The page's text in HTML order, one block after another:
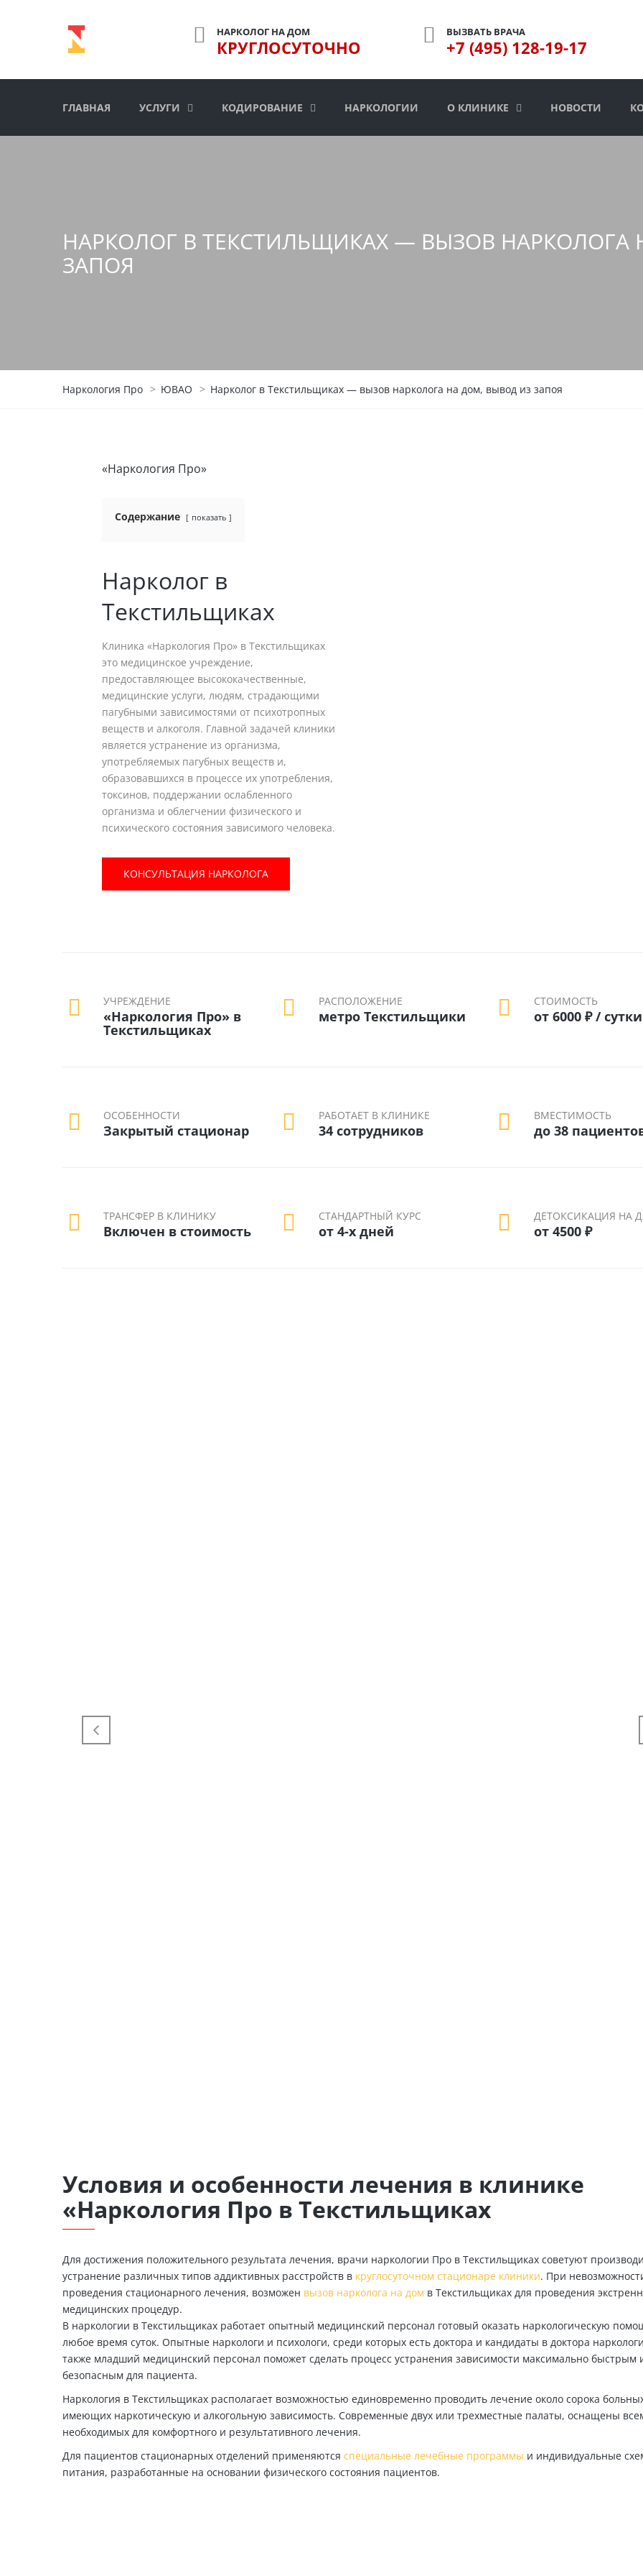
НАРКОЛОГ НА ДОМ
КРУГЛОСУТОЧНО
ВЫЗВАТЬ ВРАЧА
+7 (495) 128-19-17
ГЛАВНАЯ УСЛУГИ КОДИРОВАНИЕ НАРКОЛОГИИ О КЛИНИКЕ НОВОСТИ
НАРКОЛОГ В ТЕКСТИЛЬЩИКАХ — ВЫЗОВ
ЗАПОЯ
Наркология Про > ЮВАО > Нарколог в Текстильщиках — вызов нарколога на дом, вывод из запоя
«Наркология Про»
Содержание показать
Нарколог в
Текстильщиках
Клиника «Наркология Про» в Текстильщиках
это медицинское учреждение,
предоставляющее высококачественные,
медицинские услуги, людям, страдающими
пагубными зависимостями от психотропных
веществ и алкоголя. Главной задачей клиники
является устранение из организма,
употребляемых пагубных веществ и,
образовавшихся в процессе их употребления,
токсинов, поддержании ослабленного
организма и облегчении физического и
психического состояния зависимого человека.
КОНСУЛЬТАЦИЯ НАРКОЛОГА
УЧРЕЖДЕНИЕ
«Наркология Про» в
Текстильщиках
РАСПОЛОЖЕНИЕ
метро Текстильщики
СТОИМОСТЬ
от 6000 ₽ / сутки
ОСОБЕННОСТИ
Закрытый стационар
РАБОТАЕТ В КЛИНИКЕ
34 сотрудников
ВМЕСТИМОСТЬ
до 38
ТРАНСФЕР В КЛИНИКУ
Включен в стоимость
СТАНДАРТНЫЙ КУРС
от 4-х дней
ДЕТОКСИКАЦИЯ НА
от 4500 ₽
Условия и особенности лечения в клинике
«Наркология Про в Текстильщиках
Для достижения положительного результата лечения, врачи наркологии Про в Текстильщиках советуют
устранение различных типов аддиктивных расстройств в круглосуточном стационаре клиники. При
проведения стационарного лечения, возможен вызов нарколога на дом в Текстильщиках для проведения
медицинских процедур.
В наркологии в Текстильщиках работает опытный медицинский персонал готовый оказать наркологическую
любое время суток. Опытные наркологи и психологи, среди которых есть доктора и кандидаты в доктора
также младший медицинский персонал поможет сделать процесс устранения зависимости максимально быстрым
безопасным для пациента.
Наркология в Текстильщиках располагает возможностью единовременно проводить лечение около сорока
имеющих наркотическую и алкогольную зависимость. Современные двух или трехместные палаты, оснащены
необходимых для комфортного и результативного лечения.
Для пациентов стационарных отделений применяются специальные лечебные программы и индивидуальные
питания, разработанные на основании физического состояния пациентов.